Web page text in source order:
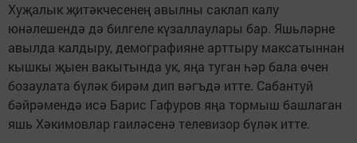
Хуҗалык җитәкчесенең авылны саклап калу
юнәлешендә дә билгеле күзаллаулары бар. Яшьләрне
авылда калдыру, демографияне арттыру максатыннан
кышкы җыен вакытында ук, яңа туган һәр бала өчен
бозаулата бүләк бирәм дип вәгъдә итте. Сабантуй
бәйрәмендә исә Барис Гафуров яңа тормыш башлаган
яшь Хәкимовлар гаиләсенә телевизор бүләк итте.